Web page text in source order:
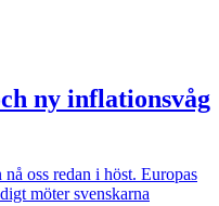
ny inflationsvåg
oss redan i höst. Europas
möter svenskarna